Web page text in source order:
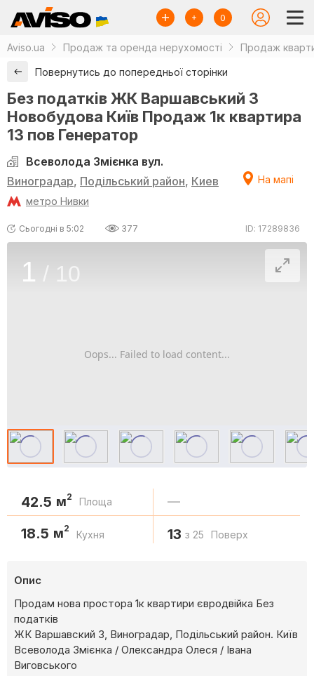
0
Aviso.ua Продаж та оренда нерухомості Продаж
Повернутись до попередньої сторінки
Без податків ЖК Варшавський 3
Новобудова Київ Продаж 1к квартира
13 пов Генератор
Всеволода Змієнка вул.
Виноградар, Подільський район, Киев
На мапі
метро Нивки
Сьогодні в 5:02 377 ID: 17289836
Oops... Failed to load content...
1 / 10
42.5 м2 Площа —
18.5 м2
Кухня 13 з 25 Поверх
Опис
Продам нова простора 1к квартири євродвійка Без
податків
ЖК Варшавский 3, Виноградар, Подільський район. Київ
Всеволода Змієнка / Олександра Олеся / Івана
Виговського